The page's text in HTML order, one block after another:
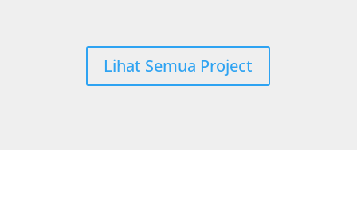
Lihat Semua Project